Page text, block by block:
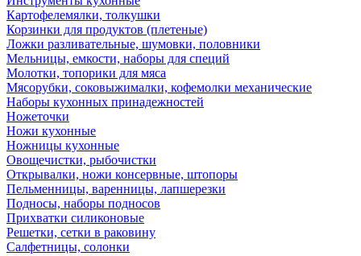
Картофелемялки, толкушки
Корзинки для продуктов (плетеные)
Ложки разливательные, шумовки, половники
Мельницы, емкости, наборы для специй
Молотки, топорики для мяса
Мясорубки, соковыжималки, кофемолки механические
Наборы кухонных принадежностей
Ножеточки
Ножи кухонные
Ножницы кухонные
Овощечистки, рыбочистки
Открывалки, ножи консервные, штопоры
Пельменницы, варенницы, лапшерезки
Подносы, наборы подносов
Прихватки силиконовые
Решетки, сетки в раковину
Салфетницы, солонки